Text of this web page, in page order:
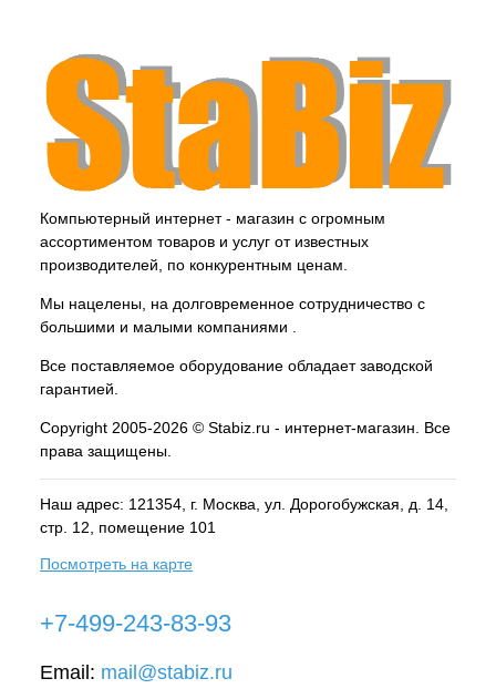
Компьютерный интернет - магазин с огромным
ассортиментом товаров и услуг от известных
производителей, по конкурентным ценам.
Мы нацелены, на долговременное сотрудничество с
большими и малыми компаниями .
Все поставляемое оборудование обладает заводской
гарантией.
Copyright 2005-2026 © Stabiz.ru - интернет-магазин. Все
права защищены.
Наш адрес: 121354, г. Москва , ул. Дорогобужская, д. 14,
стр. 12, помещение 101
Посмотреть на карте
+7-499-243-83-93
Email: mail@stabiz.ru